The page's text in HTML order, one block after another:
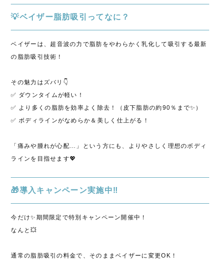
💡ベイザー脂肪吸引ってなに？
ベイザーは、 超音波の力で脂肪をやわらかく乳化して吸引する最新
の脂肪吸引技術！
その魅力はズバリ👇
✅ ダウンタイムが軽い！
✅ より多くの脂肪を効率よく除去！
（皮下脂肪の約90％まで✨）
✅ ボディラインがなめらか＆美しく仕上がる！
「痛みや腫れが心配…」という方にも、よりやさしく理想のボディ
ラインを目指せます💖
🎁導入キャンペーン実施中‼️
今だけ✨ 期間限定で特別キャンペーン開催中！
なんと💥
通常の脂肪吸引の料金で、そのままベイザーに変更OK！